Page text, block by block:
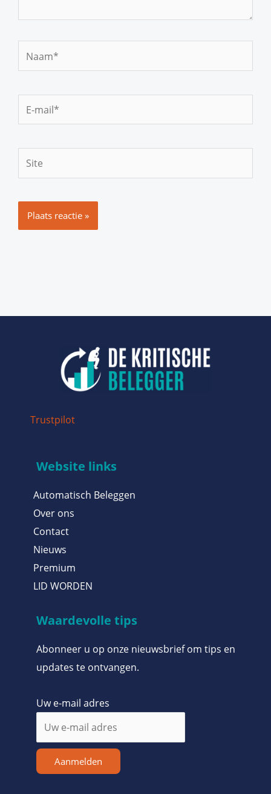
mail*
Site
Trustpilot
Website links
Automatisch Beleggen
Over ons
Contact
Nieuws
Premium
LID WORDEN
Waardevolle tips
Abonneer u op onze nieuwsbrief om tips en
updates te ontvangen.
Uw e-mail adres
Aanmelden